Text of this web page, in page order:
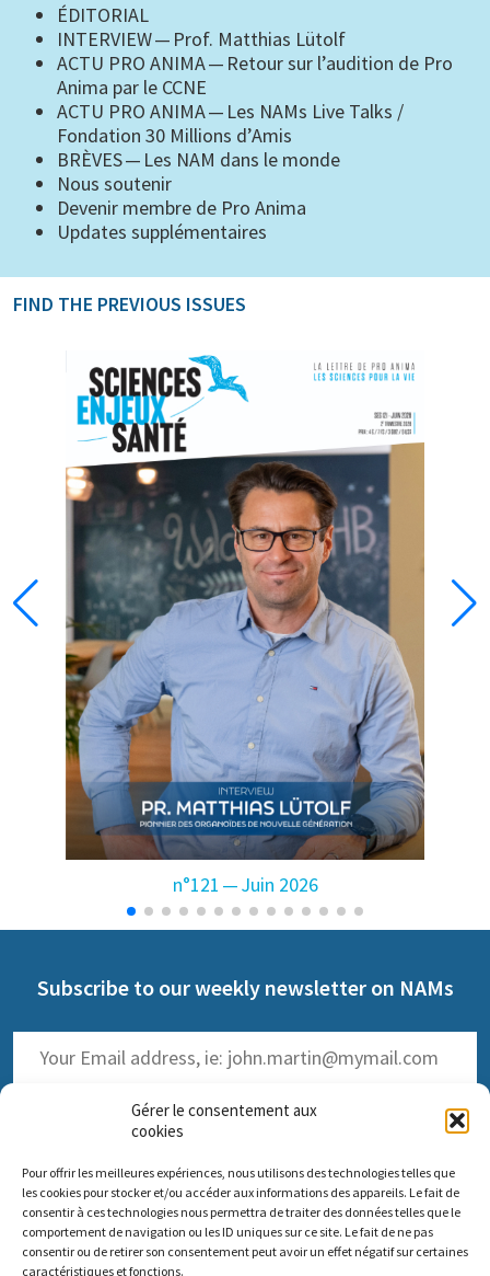
Gérer le consentement aux
cookies
Pour offrir les meilleures expériences, nous utilisons des technologies telles que
les cookies pour stocker et/ou accéder aux informations des appareils. Le fait de
consentir à ces technologies nous permettra de traiter des données telles que le
comportement de navigation ou les ID uniques sur ce site. Le fait de ne pas
consentir ou de retirer son consentement peut avoir un effet négatif sur certaines
caractéristiques et fonctions.
ÉDITORIAL
INTERVIEW — Prof. Matthias Lütolf
ACTU PRO ANIMA — Retour sur l’audition de Pro
Anima par le CCNE
ACTU PRO ANIMA — Les NAMs Live Talks /
Fondation 30 Millions d’Amis
BRÈVES — Les NAM dans le monde
Nous soutenir
Devenir membre de Pro Anima
Updates supplémentaires
FIND THE PREVIOUS ISSUES
n°121 — Juin 2026
Subscribe to our weekly newsletter on NAMs
(Read the past issues)